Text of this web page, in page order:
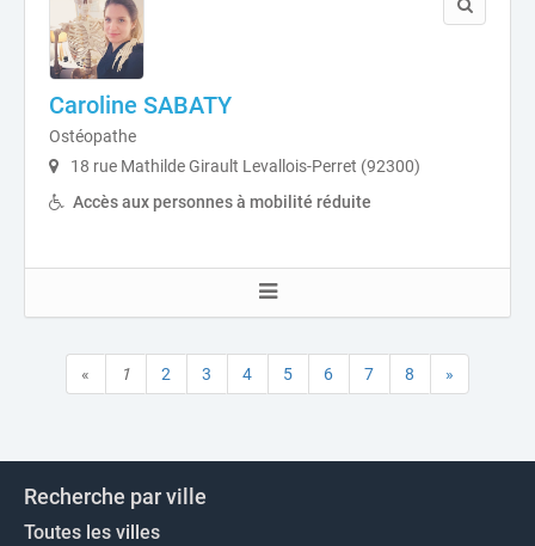
Caroline SABATY
Ostéopathe
18 rue Mathilde Girault Levallois-Perret (92300)
Accès aux personnes à mobilité réduite
« 1 2 3 4 5 6 7 8 »
Recherche par ville
Toutes les villes